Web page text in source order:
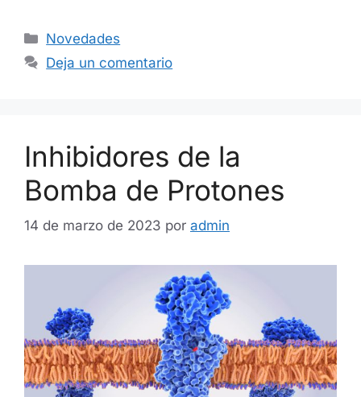
Novedades
Deja un comentario
Inhibidores de la
Bomba de Protones
14 de marzo de 2023 por admin